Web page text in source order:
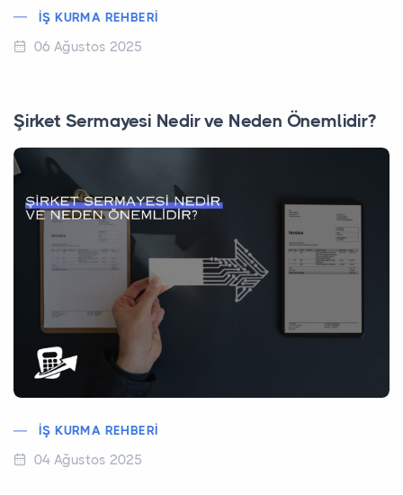
İŞ KURMA REHBERI
06 Ağustos 2025
Şirket Sermayesi Nedir ve Neden Önemlidir?
İŞ KURMA REHBERI
04 Ağustos 2025